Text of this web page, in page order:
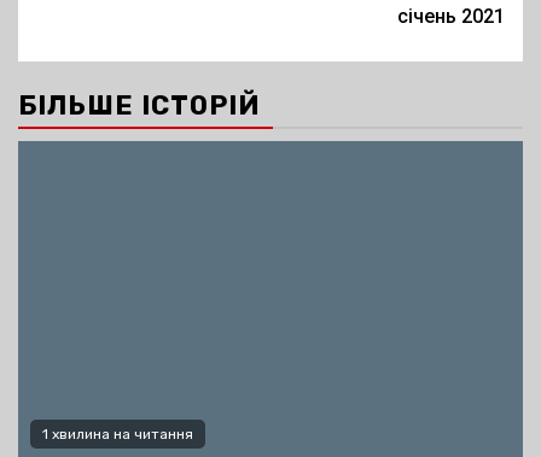
січень 2021
БІЛЬШЕ ІСТОРІЙ
1 хвилина на читання